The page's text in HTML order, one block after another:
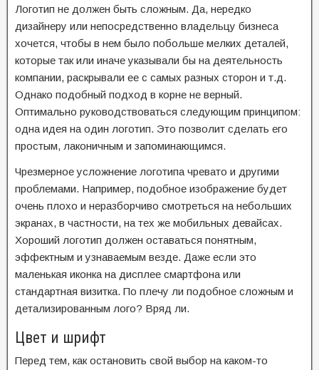
Логотип не должен быть сложным. Да, нередко
дизайнеру или непосредственно владельцу бизнеса
хочется, чтобы в нем было побольше мелких деталей,
которые так или иначе указывали бы на деятельность
компании, раскрывали ее с самых разных сторон и т.д.
Однако подобный подход в корне не верный.
Оптимально руководствоваться следующим принципом:
одна идея на один логотип. Это позволит сделать его
простым, лаконичным и запоминающимся.
Чрезмерное усложнение логотипа чревато и другими
проблемами. Например, подобное изображение будет
очень плохо и неразборчиво смотреться на небольших
экранах, в частности, на тех же мобильных девайсах.
Хороший логотип должен оставаться понятным,
эффектным и узнаваемым везде. Даже если это
маленькая иконка на дисплее смартфона или
стандартная визитка. По плечу ли подобное сложным и
детализированным лого? Вряд ли.
Цвет и шрифт
Перед тем, как остановить свой выбор на каком-то